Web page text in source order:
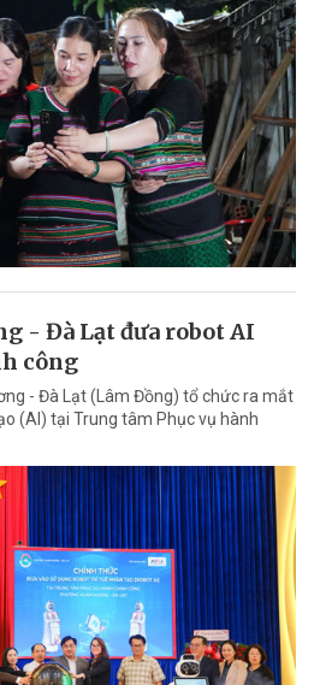
- Đà Lạt đưa robot AI
công
- Đà Lạt (Lâm Đồng) tổ chức ra mắt
(AI) tại Trung tâm Phục vụ hành